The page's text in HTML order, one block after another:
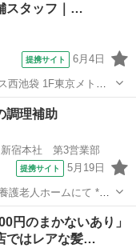
スタッフ｜…
提携サイト 6月4日
西池袋 1F東京メトロ
より徒歩5分 池袋駅
時： 週1日~週5日 10:00〜...
調理補助
宿本社 第3営業部
提携サイト 5月19日
護老人ホームにて *＼
発注業務など。 ■入
円のまかないあり」
ではレアな髪…